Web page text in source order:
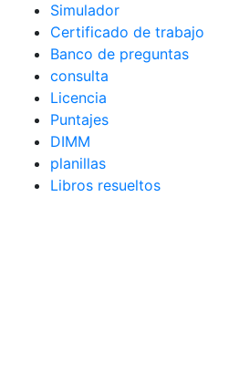
Simulador
Certificado de trabajo
Banco de preguntas
consulta
Licencia
Puntajes
DIMM
planillas
Libros resueltos